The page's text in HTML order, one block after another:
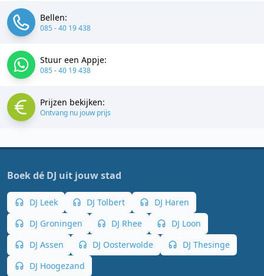
Bellen:
085 - 40 19 438
Stuur een Appje:
085 - 40 19 438
Prijzen bekijken:
Ontvang nu jouw prijs
Boek dé DJ uit jouw stad
DJ Leek DJ Tolbert
DJ Haren
DJ Groningen
DJ Rhee
DJ Loon
DJ Assen
DJ Oosterwolde
DJ Thesinge
DJ Hoogezand